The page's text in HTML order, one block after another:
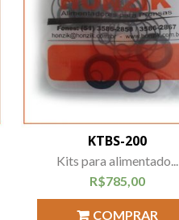
KTBS-200
Kits para alimentado...
R$785,00
COMPRAR